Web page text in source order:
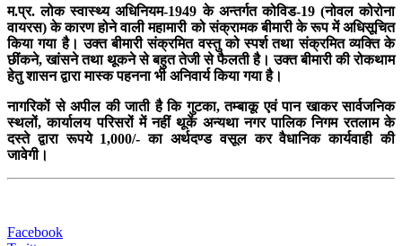
म.प्र. लोक स्वास्थ्य अधिनियम-1949 के अन्तर्गत कोविड-19 (नोवल कोरोना
वायरस) के कारण होने वाली महामारी को संक्रामक बीमारी के रूप में अधिसूचित
किया गया है। उक्त बीमारी संक्रमित वस्तु को स्पर्श तथा संक्रमित व्यक्ति के
छींकने, खांसने तथा थूकने से बहुत तेजी से फैलती है। उक्त बीमारी की रोकथाम
हेतु शासन द्वारा मास्क पहनना भी अनिवार्य किया गया है।
नागरिकों से अपील की जाती है कि गुटका, तम्बाकू एवं पान खाकर सार्वजनिक
स्थलों, कार्यालय परिसरों में नहीं थूकें अन्यथा नगर पालिक निगम रतलाम के
दस्ते द्वारा रूपये 1,000/- का अर्थदण्ड वसूल कर वैधानिक कार्यवाही की
जावेगी।
Facebook